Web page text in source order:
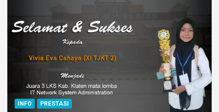
INFO PRESTASI